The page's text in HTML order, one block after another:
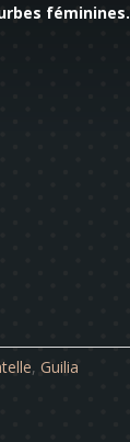
féminines.
, Guilia